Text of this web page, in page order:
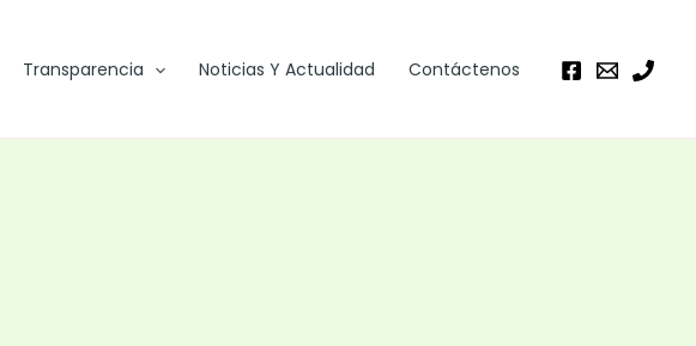
Transparencia Noticias Y Actualidad Contáctenos